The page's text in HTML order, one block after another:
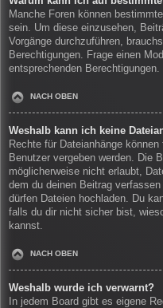
Manche Foren können
sein. Um diese einzusehen,
Vorgänge durchzuführen,
Berechtigungen. Frage einen
entsprechenden Berechtigungen.
NACH OBEN
Weshalb kann ich keine
Rechte für Dateianhänge
Benutzer vergeben werden. Die
möglicherweise nicht erlaubt,
dem du deinen Beitrag
dürfen Dateien hochladen. Du
falls du dir nicht sicher bist,
kannst.
NACH OBEN
Weshalb wurde ich verwarnt?
In jedem Board gibt es eigene